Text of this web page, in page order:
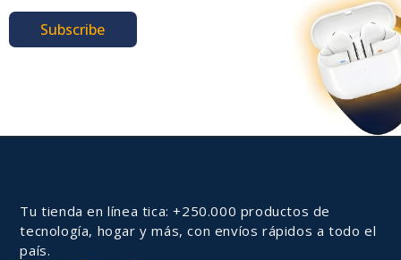
Subscribe
Tu tienda en línea tica: +250.000 productos de
tecnología, hogar y más, con envíos rápidos a todo el
país.